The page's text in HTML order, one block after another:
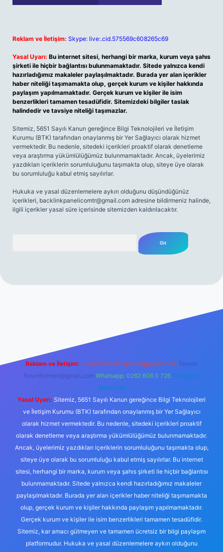
Reklam ve İletişim: Skype: live:.cid.575569c608265c69
Yasal Uyarı: Bu internet sitesi, herhangi bir marka, kurum veya şahıs
şirketi ile hiçbir bağlantısı bulunmamaktadır. Sitede yalnızca kendi
hazırladığımız makaleler paylaşılmaktadır. Burada yer alan içerikler
haber niteliği taşımamakta olup, gerçek kurum ve kişiler hakkında
paylaşım yapılmamaktadır. Gerçek kurum ve kişiler ile isim
benzerlikleri tamamen tesadüfidir. Sitemizdeki bilgiler taslak
halindedir ve tavsiye niteliği taşımazlar.
Sitemiz, 5651 Sayılı Kanun gereğince Bilgi Teknolojileri ve İletişim
Kurumu (BTK) tarafından onaylanmış bir Yer Sağlayıcı olarak hizmet
vermektedir. Bu nedenle, sitedeki içerikleri proaktif olarak denetleme
veya araştırma yükümlülüğümüz bulunmamaktadır. Ancak, üyelerimiz
yazdıkları içeriklerin sorumluluğunu taşımakta olup, siteye üye olarak
bu sorumluluğu kabul etmiş sayılırlar.
Hukuka ve yasal düzenlemelere aykırı olduğunu düşündüğünüz
içerikleri, backlinkpanelicomtr@gmail.com adresine bildirmeniz halinde,
ilgili içerikler yasal süre içerisinde sitemizden kaldırılacaktır.
Reklam ve İletişim: E-mail: backlinkpaneli@gmail.com Teams:
forumhizmeti@gmail.com Whatsapp: 0262 606 0 726 Telegram:
@karabul
Yasal Uyarı: Sitemiz, 5651 Sayılı Kanun gereğince Bilgi Teknolojileri
ve İletişim Kurumu (BTK) tarafından onaylanmış bir Yer Sağlayıcı
olarak hizmet vermektedir. Bu nedenle, sitedeki içerikleri proaktif
olarak denetleme veya araştırma yükümlülüğümüz bulunmamaktadır.
Ancak, üyelerimiz yazdıkları içeriklerin sorumluluğunu taşımakta olup,
siteye üye olarak bu sorumluluğu kabul etmiş sayılırlar. Bu internet
sitesi, herhangi bir marka, kurum veya şahıs şirketi ile hiçbir bağlantısı
bulunmamaktadır. Sitede yalnızca kendi hazırladığımız makaleler
paylaşılmaktadır. Burada yer alan içerikler haber niteliği taşımamakta
olup, gerçek kurum ve kişiler hakkında paylaşım yapılmamaktadır.
Gerçek kurum ve kişiler ile isim benzerlikleri tamamen tesadüfidir.
Sitemiz, kar amacı gütmeyen ve tamamen ücretsiz bir bilgi paylaşım
platformudur. Hukuka ve yasal düzenlemelere aykırı olduğunu